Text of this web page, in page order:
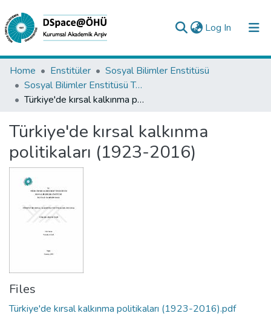
Log In (current)
Collections
All of DSpace
Analyze
Request/Question
Home Enstitüler
Sosyal Bilimler Enstitüsü
Sosyal Bilimler Enstitüsü Tez Koleksiyonu
Türkiye'de kırsal kalkınma politikaları (1923-2016)
Türkiye'de kırsal kalkınma
politikaları (1923-2016)
Files
Türkiye'de kırsal kalkınma politikaları (1923-2016).pdf